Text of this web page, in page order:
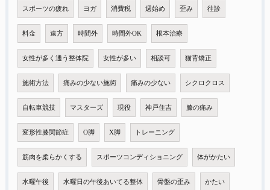
スポーツの疲れ ヨガ 消費税 週始め 歪み 往診
料金 遠方 時間外 時間外OK 根本治療
女性が多く通う整体院 女性が多い 相談可 猫背矯正
施術方法 痛みの少ない施術 痛みの少ない シクロクロス
自転車競技 マスターズ 現役 神戸住吉 膝の痛み
変形性膝関節症 O脚 X脚 トレーニング
筋肉を柔らかくする スポーツコンディショニング 体がかたい
水曜午後 水曜日の午後あいてる整体 骨盤の歪み かたい